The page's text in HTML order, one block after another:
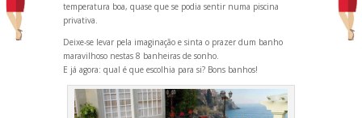
temperatura boa, quase que se podia sentir numa piscina
privativa.
Deixe-se levar pela imaginação e sinta o prazer dum banho
maravilhoso nestas 8 banheiras de sonho.
E já agora: qual é que escolhia para si? Bons banhos!